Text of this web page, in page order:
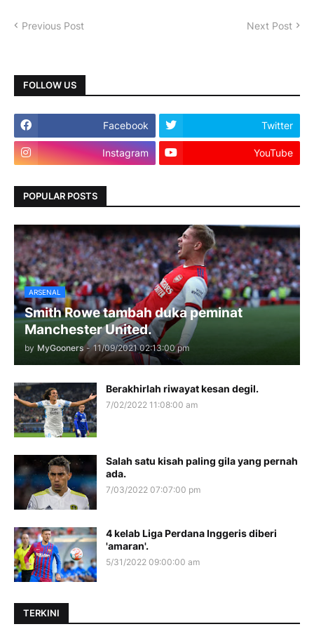
Previous Post Next Post
FOLLOW US
Facebook Twitter
Instagram YouTube
POPULAR POSTS
ARSENAL
Smith Rowe tambah duka peminat
Manchester United.
by MyGooners - 11/09/2021 02:13:00 pm
Berakhirlah riwayat kesan degil.
7/02/2022 11:08:00 am
Salah satu kisah paling gila yang pernah
ada.
7/03/2022 07:07:00 pm
4 kelab Liga Perdana Inggeris diberi
'amaran'.
5/31/2022 09:00:00 am
TERKINI